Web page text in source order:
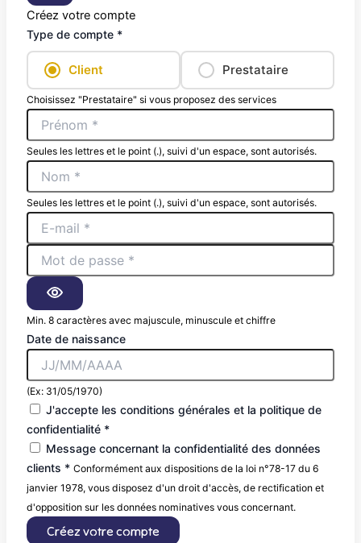
Créez votre compte
Type de compte *
Client Prestataire
Choisissez "Prestataire" si vous proposez des services
Seules les lettres et le point (.), suivi d'un espace, sont autorisés.
Seules les lettres et le point (.), suivi d'un espace, sont autorisés.
Min. 8 caractères avec majuscule, minuscule et chiffre
Date de naissance
(Ex: 31/05/1970)
J'accepte les conditions générales et la politique de
confidentialité *
Message concernant la confidentialité des données
clients * Conformément aux dispositions de la loi n°78-17 du 6
janvier 1978, vous disposez d'un droit d'accès, de rectification et
d'opposition sur les données nominatives vous concernant.
Créez votre compte